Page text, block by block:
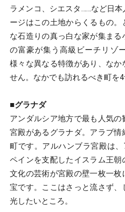
ラメンコ、シエスタ……など日
ージはこの土地からくるもの。
な石造りの真っ白な家が集ま
の富豪が集う高級ビーチリゾ
様々な異なる特徴があり、なか
せん。なかでも訪れるべき町を4
■グラナダ
アンダルシア地方で最も人気
宮殿があるグラナダ。アラブ
町です。アルハンブラ宮殿は
ペインを支配したイスラム王
文化の芸術が宮殿の壁一枚一
宝です。ここはさっと流さず
光したいところ。